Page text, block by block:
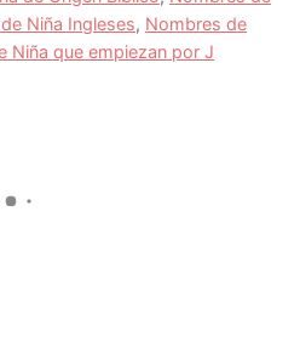
Niña Ingleses, Nombres de
Niña que empiezan por J